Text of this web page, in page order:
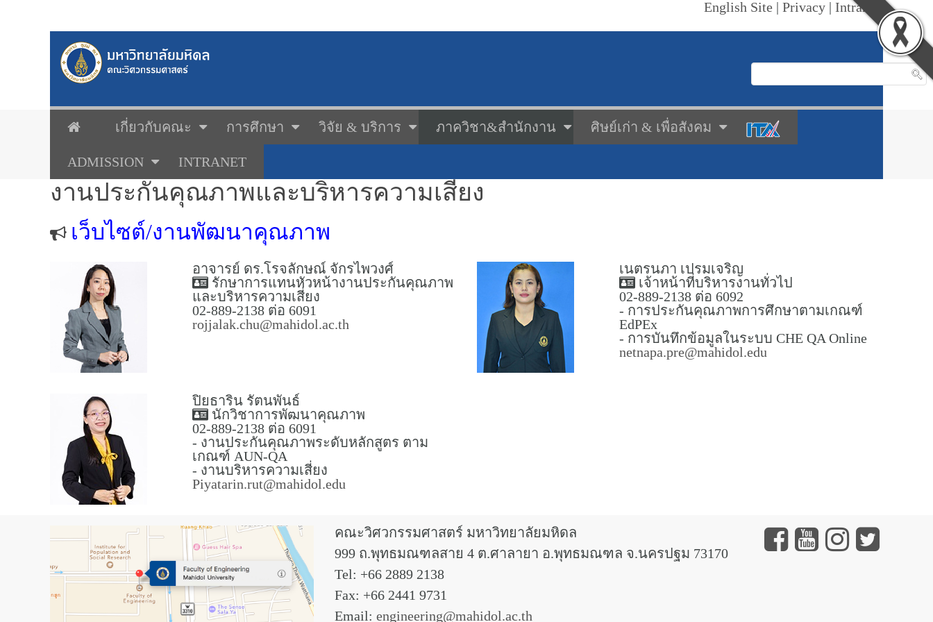
English Site | Privacy | Intranet
เกี่ยวกับคณะ การศึกษา วิจัย & บริการ ภาควิชา&สำนักงาน ศิษย์เก่า & เพื่อสังคม
ADMISSION INTRANET
งานประกันคุณภาพและบริหารความเสี่ยง
เว็บไซต์/งานพัฒนาคุณภาพ
อาจารย์ ดร.โรจลักษณ์ จักรไพวงศ์
รักษาการแทนหัวหน้างานประกันคุณภาพ
และบริหารความเสี่ยง
02-889-2138 ต่อ 6091
rojjalak.chu@mahidol.ac.th
เนตรนภา เปรมเจริญ
เจ้าหน้าที่บริหารงานทั่วไป
02-889-2138 ต่อ 6092
- การประกันคุณภาพการศึกษาตามเกณฑ์
EdPEx
- การบันทึกข้อมูลในระบบ CHE QA Online
netnapa.pre@mahidol.edu
ปิยธาริน รัตนพันธ์
นักวิชาการพัฒนาคุณภาพ
02-889-2138 ต่อ 6091
- งานประกันคุณภาพระดับหลักสูตร ตาม
เกณฑ์ AUN-QA
- งานบริหารความเสี่ยง
Piyatarin.rut@mahidol.edu
คณะวิศวกรรมศาสตร์ มหาวิทยาลัยมหิดล
999 ถ.พุทธมณฑลสาย 4 ต.ศาลายา อ.พุทธมณฑล จ.นครปฐม 73170
Tel: +66 2889 2138
Fax: +66 2441 9731
Email: engineering@mahidol.ac.th